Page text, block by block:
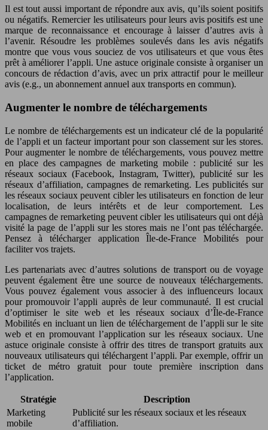
Il est tout aussi important de répondre aux avis, qu’ils soient positifs
ou négatifs. Remercier les utilisateurs pour leurs avis positifs est une
marque de reconnaissance et encourage à laisser d’autres avis à
l’avenir. Résoudre les problèmes soulevés dans les avis négatifs
montre que vous vous souciez de vos utilisateurs et que vous êtes
prêt à améliorer l’appli. Une astuce originale consiste à organiser un
concours de rédaction d’avis, avec un prix attractif pour le meilleur
avis (e.g., un abonnement annuel aux transports en commun).
Augmenter le nombre de téléchargements
Le nombre de téléchargements est un indicateur clé de la popularité
de l’appli et un facteur important pour son classement sur les stores.
Pour augmenter le nombre de téléchargements, vous pouvez mettre
en place des campagnes de marketing mobile : publicité sur les
réseaux sociaux (Facebook, Instagram, Twitter), publicité sur les
réseaux d’affiliation, campagnes de remarketing. Les publicités sur
les réseaux sociaux peuvent cibler les utilisateurs en fonction de leur
localisation, de leurs intérêts et de leur comportement. Les
campagnes de remarketing peuvent cibler les utilisateurs qui ont déjà
visité la page de l’appli sur les stores mais ne l’ont pas téléchargée.
Pensez à télécharger application Île-de-France Mobilités pour
faciliter vos trajets.
Les partenariats avec d’autres solutions de transport ou de voyage
peuvent également être une source de nouveaux téléchargements.
Vous pouvez également vous associer à des influenceurs locaux
pour promouvoir l’appli auprès de leur communauté. Il est crucial
d’optimiser le site web et les réseaux sociaux d’Île-de-France
Mobilités en incluant un lien de téléchargement de l’appli sur le site
web et en promouvant l’application sur les réseaux sociaux. Une
astuce originale consiste à offrir des titres de transport gratuits aux
nouveaux utilisateurs qui téléchargent l’appli. Par exemple, offrir un
ticket de métro gratuit pour toute première inscription dans
l’application.
Stratégie
Description
Marketing
mobile
Publicité sur les réseaux sociaux et les réseaux
d’affiliation.